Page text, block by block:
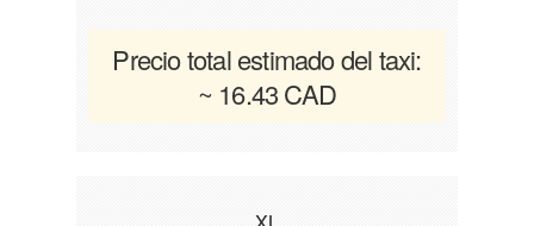
Precio total estimado del taxi:
~ 16.43 CAD